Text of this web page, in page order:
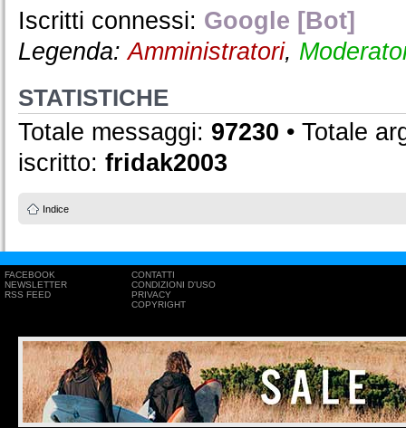
Iscritti connessi: Google [Bot]
Legenda:Amministratori,
STATISTICHE
Totale messaggi: 97230 • Totale
iscritto: fridak2003
Indice
FACEBOOK
NEWSLETTER
RSS FEED
CONTATTI
CONDIZIONI D'USO
PRIVACY
COPYRIGHT